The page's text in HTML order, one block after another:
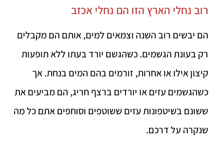
רוב נחלי הארץ הזו הם נחלי אכזב
הם יבשים רוב השנה וצמאים למים, אותם הם מקבלים
רק בעונת הגשמים. כשהגשם יורד בעתו ללא תופעות
קיצון אילו או אחרות, זורמים בהם המים בנחת. אך
כשהגשמים עזים או יורדים ברצף חריג, הם מביעים את
ששונם בשיטפונות עזים ששוטפים וסוחפים אתם כל מה
שנקרה על דרכם.